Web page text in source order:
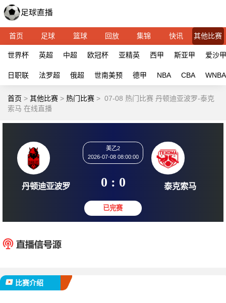
首页 足球 篮球 回放 集锦 快讯 其他比赛
世界杯 英超 中超 欧冠杯 亚精英 西甲 斯亚甲 爱沙甲
日职联 法罗超 俄超 世南美预 德甲 NBA CBA WNBA
首页 > 其他比赛 > 热门比赛 > 07-08 热门比赛 丹顿迪亚波罗-泰克
索马 在线直播
2026-07-08 08:00:00
0 : 0
比赛介绍